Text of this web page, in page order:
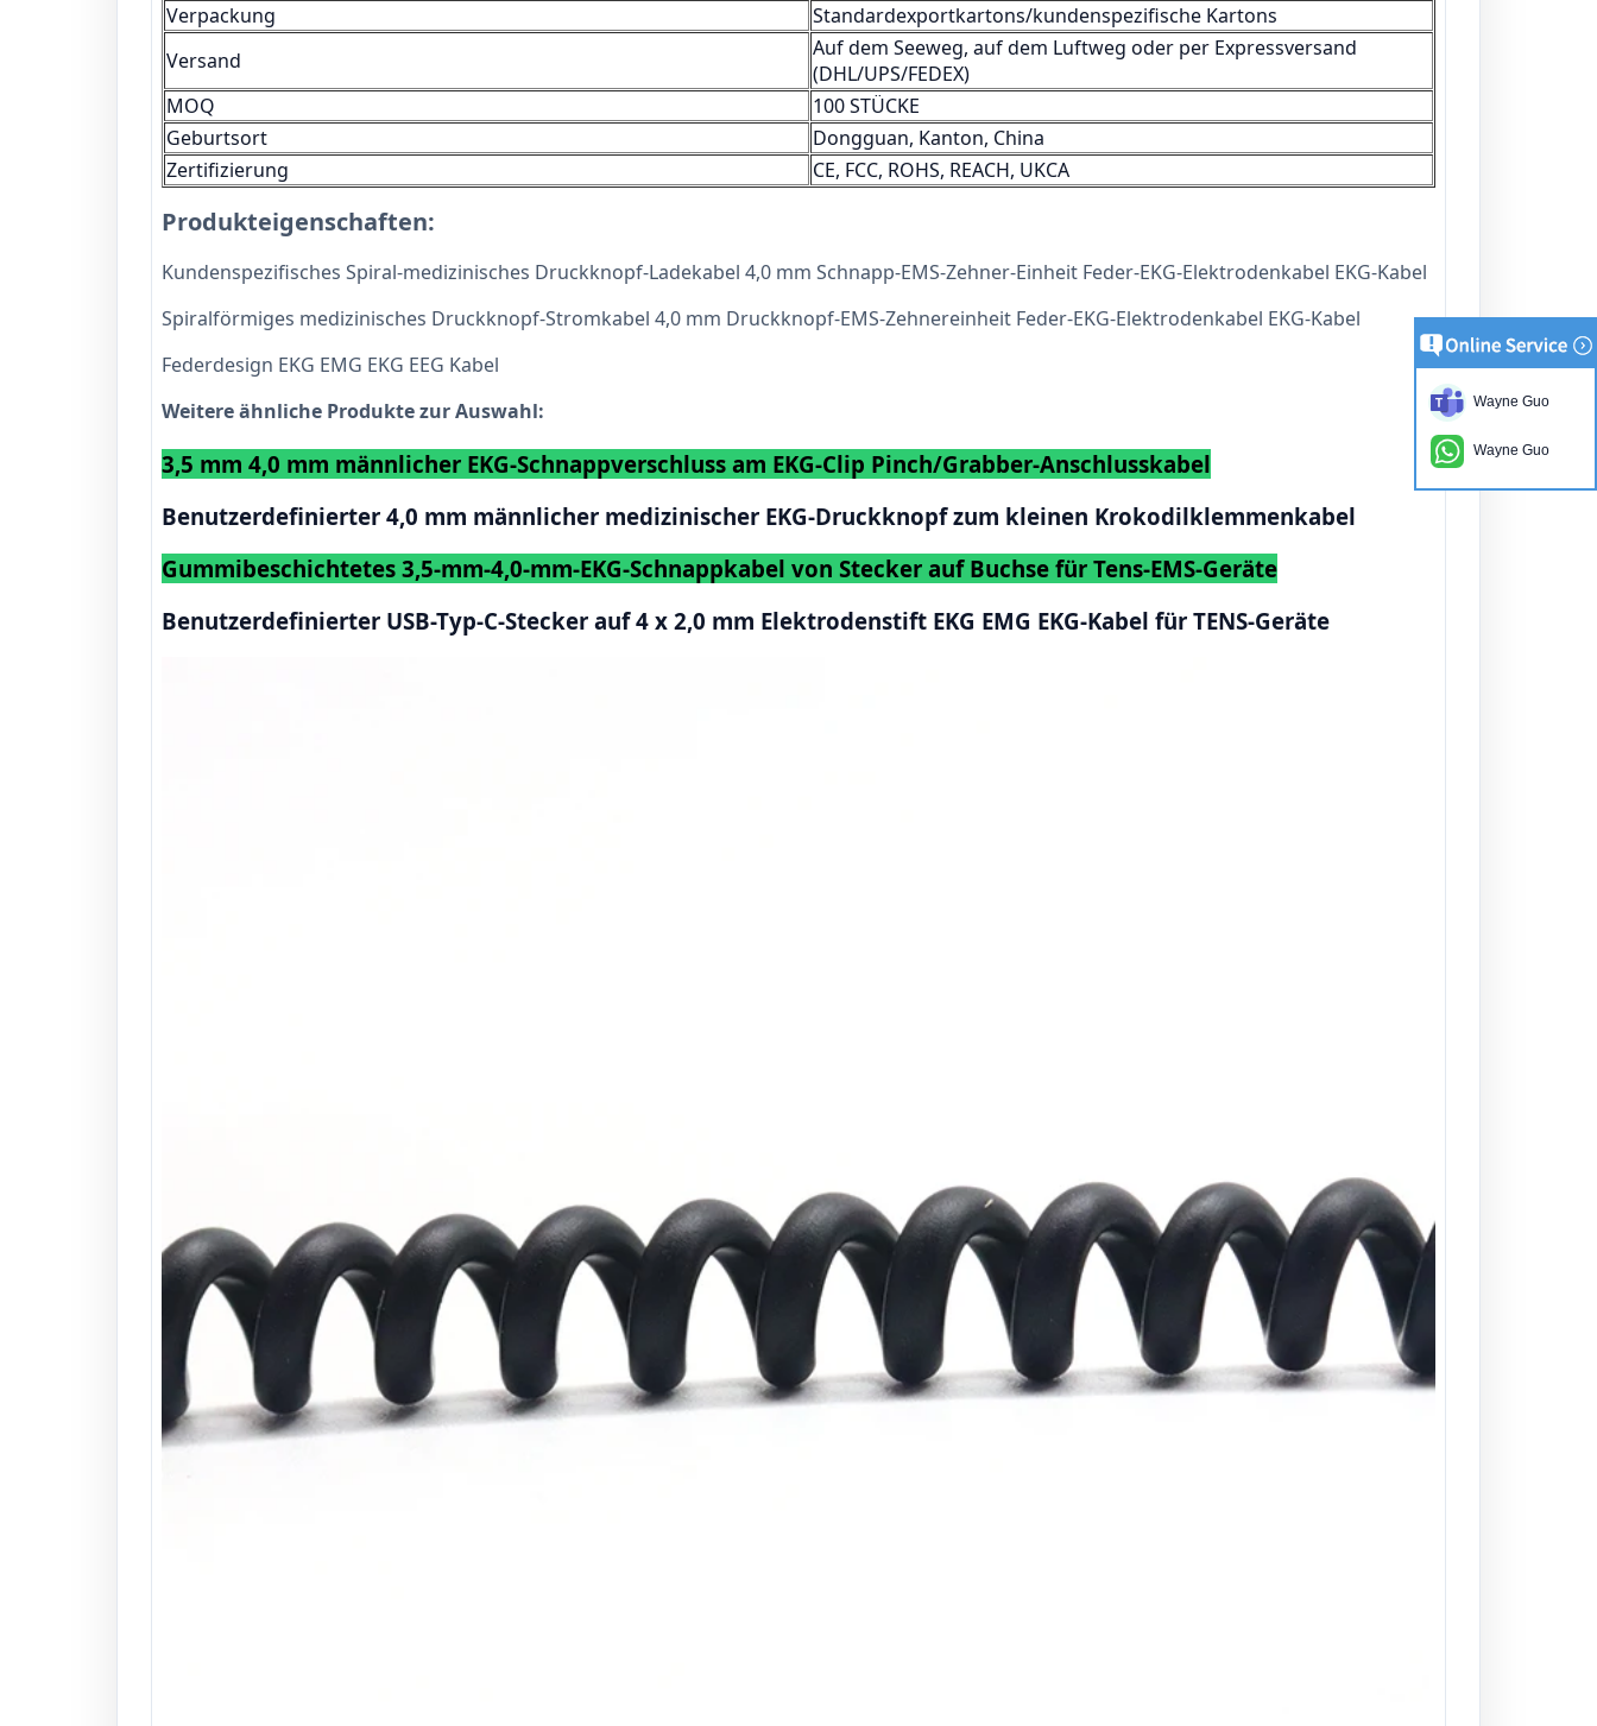
Verpackung
Standardexportkartons/kundenspezifische Kartons
Versand
Auf dem Seeweg, auf dem Luftweg oder per Expressversand
(DHL/UPS/FEDEX)
MOQ
100 STÜCKE
Geburtsort
Dongguan, Kanton, China
Zertifizierung
CE, FCC, ROHS, REACH, UKCA
Produkteigenschaften:
Kundenspezifisches Spiral-medizinisches Druckknopf-Ladekabel 4,0 mm Schnapp-EMS-Zehner-Einheit Feder-EKG-Elektrodenkabel EKG-Kabel
Spiralförmiges medizinisches Druckknopf-Stromkabel 4,0 mm Druckknopf-EMS-Zehnereinheit Feder-EKG-Elektrodenkabel EKG-Kabel
Federdesign EKG EMG EKG EEG Kabel
Weitere ähnliche Produkte zur Auswahl:
3,5 mm 4,0 mm männlicher EKG-Schnappverschluss am EKG-Clip Pinch/Grabber-Anschlusskabel
Benutzerdefinierter 4,0 mm männlicher medizinischer EKG-Druckknopf zum kleinen Krokodilklemmenkabel
Gummibeschichtetes 3,5-mm-4,0-mm-EKG-Schnappkabel von Stecker auf Buchse für Tens-EMS-Geräte
Benutzerdefinierter USB-Typ-C-Stecker auf 4 x 2,0 mm Elektrodenstift EKG EMG EKG-Kabel für TENS-Geräte
Wayne Guo
Wayne Guo